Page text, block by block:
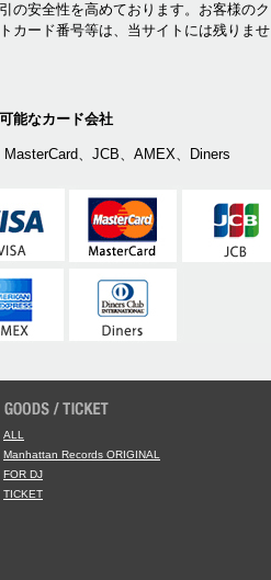
の安全性を高めております。お客様のク
カード番号等は、当サイトには残りませ
能なカード会社
、JCB、AMEX、Diners
ALL
Manhattan Records ORIGINAL
FOR DJ
TICKET